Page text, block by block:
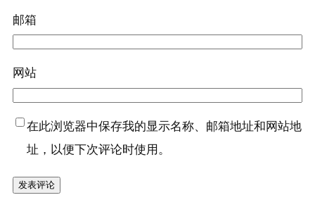
邮箱
网站
在此浏览器中保存我的显示名称、邮箱地址和网站地
址，以便下次评论时使用。